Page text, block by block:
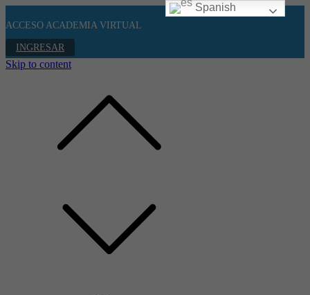
ACCESO ACADEMIA VIRTUAL
INGRESAR
Skip to content
Spanish